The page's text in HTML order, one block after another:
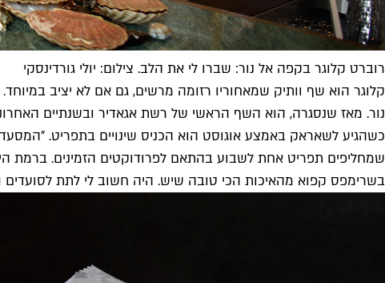
רוברט קלוגר בקפה אל נור: שברו לי את הלב. צילום: יולי גורדינסקי
קלוגר הוא שף וותיק שמאחוריו רזומה מרשים, גם אם לא יציב
נור. מאז שנסגרה, הוא השף הראשי של רשת אגאדיר ובשנתיים
כשהגיע לשאראק באמצע אוגוסט הוא הכניס שינויים בתפריט.
שמחליפים תפריט אחת לשבוע בהתאם לפרודוקטים הזמינים. ברמת
בשרימפס קפוא מהאיכות הכי טובה שיש. היה חשוב לי לתת לסועדים